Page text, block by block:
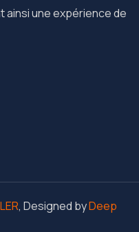
ainsi une expérience de
, Designed byDeep